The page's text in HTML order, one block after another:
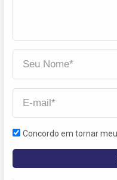
Concordo em tornar